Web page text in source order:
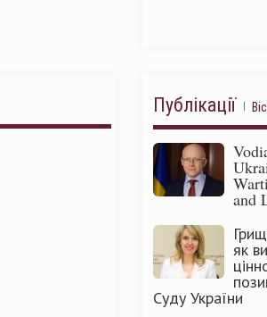
Публікації
and
як
Суду України